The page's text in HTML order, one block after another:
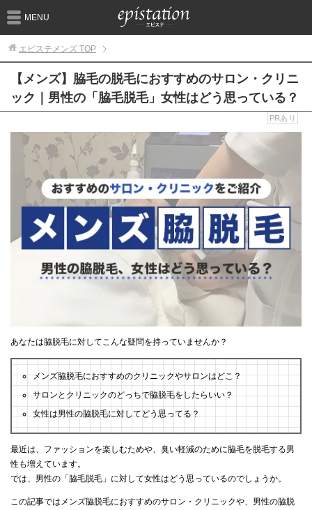
MENU
エピステメンズ TOP
【メンズ】脇毛の脱毛におすすめのサロン・クリニ
ック｜男性の「脇毛脱毛」女性はどう思っている？
PRあり
あなたは脇脱毛に対してこんな疑問を持っていませんか？
メンズ脇脱毛におすすめのクリニックやサロンはどこ？
サロンとクリニックのどっちで脇脱毛をしたらいい？
女性は男性の脇脱毛に対してどう思ってる？
最近は、ファッションを楽しむためや、臭い軽減のために脇毛を脱毛する男
性も増えています。
では、男性の「脇毛脱毛」に対して女性はどう思っているのでしょうか。
この記事ではメンズ脇脱毛におすすめのサロン・クリニックや、男性の脇脱